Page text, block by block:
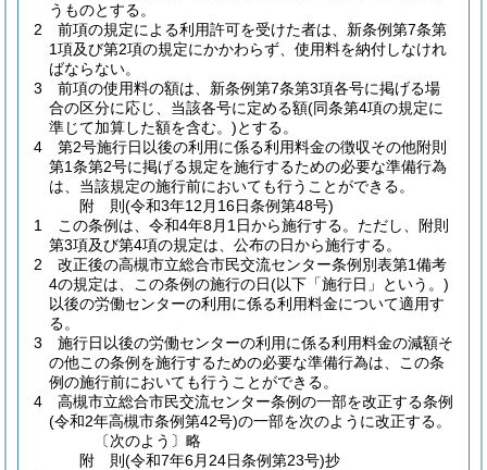
うものとする。
2
前項の規定による利用許可を受けた者は、新条例第7条第
1項及び第2項の規定にかかわらず、使用料を納付しなけれ
ばならない。
3
前項の使用料の額は、新条例第7条第3項各号に掲げる場
合の区分に応じ、当該各号に定める額(同条第4項の規定に
準じて加算した額を含む。)とする。
4
第2号施行日以後の利用に係る利用料金の徴収その他附則
第1条第2号に掲げる規定を施行するための必要な準備行為
は、当該規定の施行前においても行うことができる。
附 則(令和3年12月16日条例第48号)
1
この条例は、令和4年8月1日から施行する。 ただし、附則
第3項及び第4項の規定は、公布の日から施行する。
2
改正後の高槻市立総合市民交流センター条例別表第1備考
4の規定は、この条例の施行の日(以下「施行日」という。)
以後の労働センターの利用に係る利用料金について適用す
る。
3
施行日以後の労働センターの利用に係る利用料金の減額そ
の他この条例を施行するための必要な準備行為は、この条
例の施行前においても行うことができる。
4
高槻市立総合市民交流センター条例の一部を改正する条例
(令和2年高槻市条例第42号)の一部を次のように改正する。
〔次のよう〕略
附 則(令和7年6月24日条例第23号)抄